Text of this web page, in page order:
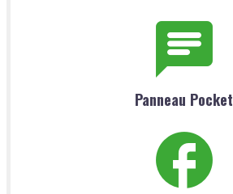
Panneau Pocket